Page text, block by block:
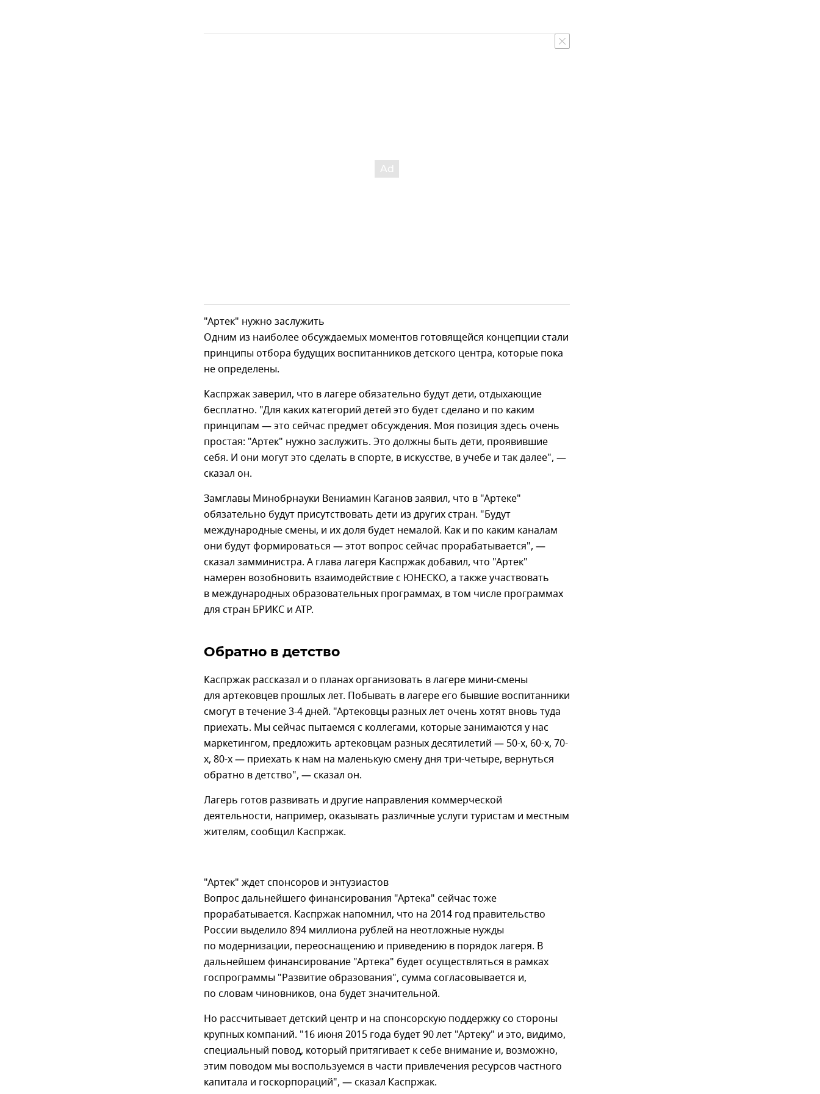
"Артек" нужно заслужить
Одним из наиболее обсуждаемых моментов готовящейся концепции стали
принципы отбора будущих воспитанников детского центра, которые пока
не определены.
Каспржак заверил, что в лагере обязательно будут дети, отдыхающие
бесплатно. "Для каких категорий детей это будет сделано и по каким
принципам — это сейчас предмет обсуждения. Моя позиция здесь очень
простая: "Артек" нужно заслужить. Это должны быть дети, проявившие
себя. И они могут это сделать в спорте, в искусстве, в учебе и так далее", —
сказал он.
Замглавы Минобрнауки Вениамин Каганов заявил, что в "Артеке"
обязательно будут присутствовать дети из других стран. "Будут
международные смены, и их доля будет немалой. Как и по каким каналам
они будут формироваться — этот вопрос сейчас прорабатывается", —
сказал замминистра. А глава лагеря Каспржак добавил, что "Артек"
намерен возобновить взаимодействие с ЮНЕСКО, а также участвовать
в международных образовательных программах, в том числе программах
для стран БРИКС и АТР.
Обратно в детство
Каспржак рассказал и о планах организовать в лагере мини-смены
для артековцев прошлых лет. Побывать в лагере его бывшие воспитанники
смогут в течение 3-4 дней. "Артековцы разных лет очень хотят вновь туда
приехать. Мы сейчас пытаемся с коллегами, которые занимаются у нас
маркетингом, предложить артековцам разных десятилетий — 50-х, 60-х, 70-
х, 80-х — приехать к нам на маленькую смену дня три-четыре, вернуться
обратно в детство", — сказал он.
Лагерь готов развивать и другие направления коммерческой
деятельности, например, оказывать различные услуги туристам и местным
жителям, сообщил Каспржак.
"Артек" ждет спонсоров и энтузиастов
Вопрос дальнейшего финансирования "Артека" сейчас тоже
прорабатывается. Каспржак напомнил, что на 2014 год правительство
России выделило 894 миллиона рублей на неотложные нужды
по модернизации, переоснащению и приведению в порядок лагеря. В
дальнейшем финансирование "Артека" будет осуществляться в рамках
госпрограммы "Развитие образования", сумма согласовывается и,
по словам чиновников, она будет значительной.
Но рассчитывает детский центр и на спонсорскую поддержку со стороны
крупных компаний. "16 июня 2015 года будет 90 лет "Артеку" и это, видимо,
специальный повод, который притягивает к себе внимание и, возможно,
этим поводом мы воспользуемся в части привлечения ресурсов частного
капитала и госкорпораций", — сказал Каспржак.